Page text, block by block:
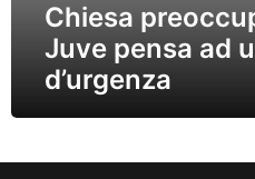
Chiesa
Juve pensa ad
d’urgenza